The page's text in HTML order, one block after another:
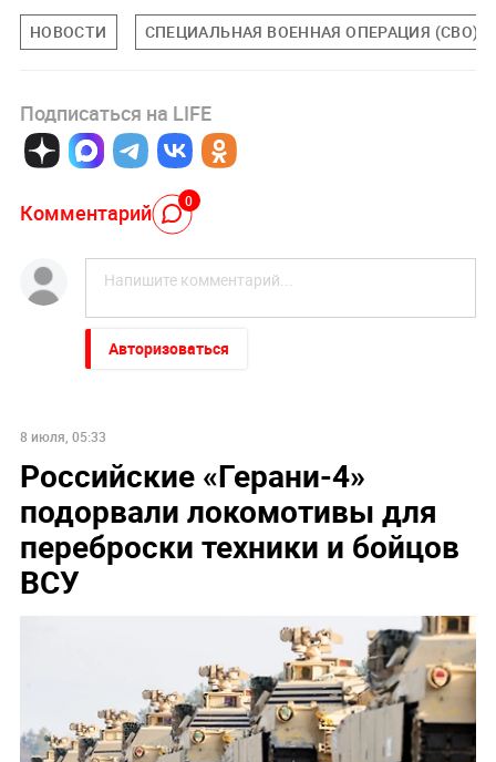
НОВОСТИ СПЕЦИАЛЬНАЯ ВОЕННАЯ ОПЕРАЦИЯ (СВО)
Подписаться на LIFE
Комментарий 0
Авторизоваться
8 июля, 05:33
Российские «Герани-4»
подорвали локомотивы для
переброски техники и бойцов
ВСУ